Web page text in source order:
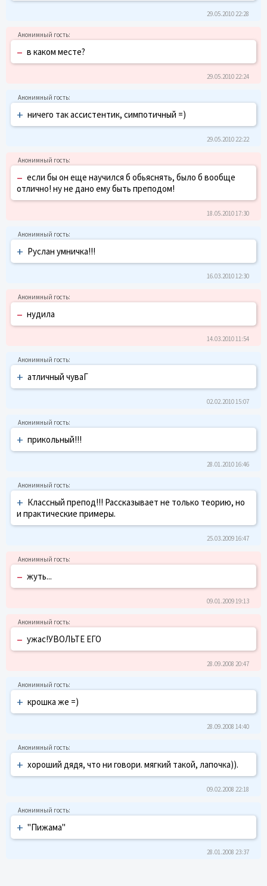
29.05.2010 22:28
– в каком месте?
29.05.2010 22:24
+ ничего так ассистентик, симпотичный =)
29.05.2010 22:22
– если бы он еще научился б обьяснять, было б вообще
отлично! ну не дано ему быть преподом!
18.05.2010 17:30
+ Руслан умничка!!!
16.03.2010 12:30
– нудила
14.03.2010 11:54
+ атличный чуваГ
02.02.2010 15:07
+ прикольный!!!
28.01.2010 16:46
+ Классный препод!!! Рассказывает не только теорию, но
и практические примеры.
25.03.2009 16:47
– жуть...
09.01.2009 19:13
– ужас!УВОЛЬТЕ ЕГО
28.09.2008 20:47
+ крошка же =)
28.09.2008 14:40
+ хороший дядя, что ни говори. мягкий такой, лапочка)).
09.02.2008 22:18
+ "Пижама"
28.01.2008 23:37